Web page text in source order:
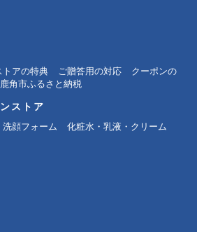
トアの特典 ご贈答用の対応
クーポンの
角市ふるさと納税
ストア
洗顔フォーム
化粧水・乳液・クリーム